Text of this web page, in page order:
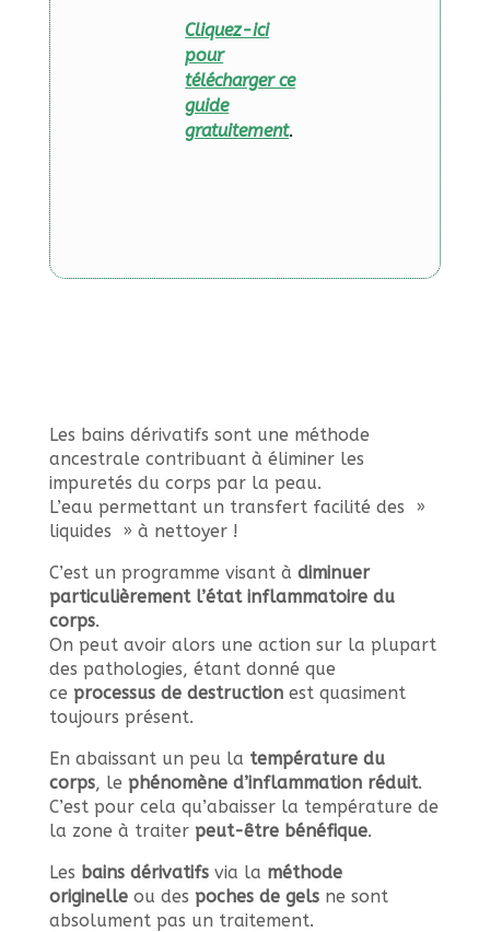
Cliquez-ici
pour
télécharger ce
guide
gratuitement.
Les bains dérivatifs sont une méthode
ancestrale contribuant à éliminer les
impuretés du corps par la peau.
L’eau permettant un transfert facilité des »
liquides » à nettoyer !
C’est un programme visant à diminuer
particulièrement l’état inflammatoire du
corps.
On peut avoir alors une action sur la plupart
des pathologies, étant donné que
ce processus de destructionest quasiment
toujours présent.
En abaissant un peu la température du
corps, le phénomène d’inflammation réduit.
C’est pour cela qu’abaisser la température de
la zone à traiter peut-être bénéfique.
Les bains dérivatifsvia la méthode
originelleou des poches de gelsne sont
absolument pas un traitement.